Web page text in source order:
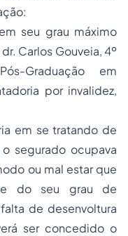
seu grau máximo
Carlos Gouveia, 4º
Graduação em
por invalidez,
em se tratando de
segurado ocupava
ou mal estar que
do seu grau de
de desenvoltura
ser concedido o